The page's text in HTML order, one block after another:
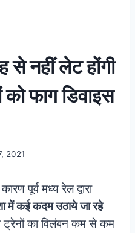
नहीं लेट होंगी
को फाग डिवाइस
2021
पूर्व मध्य रेल द्वारा
में कई कदम उठाये जा रहे
ट्रेनों का विलंबन कम से कम